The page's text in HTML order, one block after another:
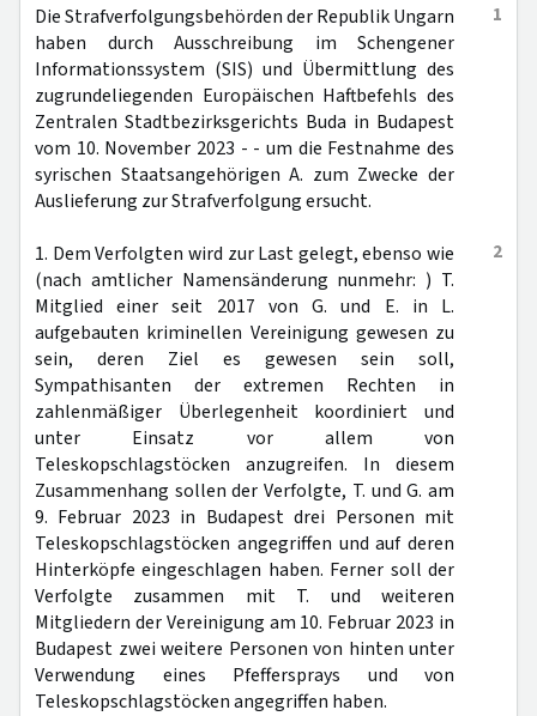
1
Die Strafverfolgungsbehörden der Republik Ungarn
haben durch Ausschreibung im Schengener
Informationssystem (SIS) und Übermittlung des
zugrundeliegenden Europäischen Haftbefehls des
Zentralen Stadtbezirksgerichts Buda in Budapest
vom 10. November 2023 - - um die Festnahme des
syrischen Staatsangehörigen A. zum Zwecke der
Auslieferung zur Strafverfolgung ersucht.
2
1. Dem Verfolgten wird zur Last gelegt, ebenso wie
(nach amtlicher Namensänderung nunmehr: ) T.
Mitglied einer seit 2017 von G. und E. in L.
aufgebauten kriminellen Vereinigung gewesen zu
sein, deren Ziel es gewesen sein soll,
Sympathisanten der extremen Rechten in
zahlenmäßiger Überlegenheit koordiniert und
unter Einsatz vor allem von
Teleskopschlagstöcken anzugreifen. In diesem
Zusammenhang sollen der Verfolgte, T. und G. am
9. Februar 2023 in Budapest drei Personen mit
Teleskopschlagstöcken angegriffen und auf deren
Hinterköpfe eingeschlagen haben. Ferner soll der
Verfolgte zusammen mit T. und weiteren
Mitgliedern der Vereinigung am 10. Februar 2023 in
Budapest zwei weitere Personen von hinten unter
Verwendung eines Pfeffersprays und von
Teleskopschlagstöcken angegriffen haben.